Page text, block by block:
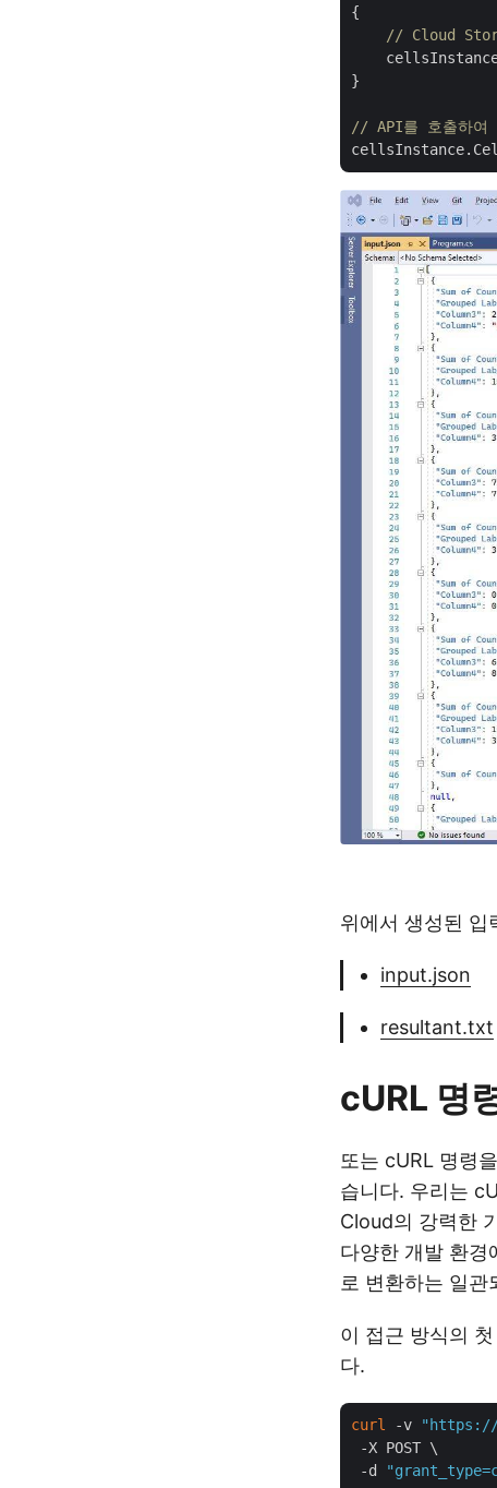
{
// Cloud
}
// API를 호출하여
위에서 생성된 입
input.json
resultant.txt
cURL 명
또는 cURL 명령
습니다. 우리는
Cloud의 강력한
다양한 개발 환경
로 변환하는 일
이 접근 방식의
다.
curl -v "https://
-X POST \
-d